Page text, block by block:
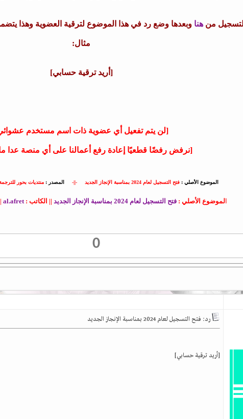
منهنا وبعدها وضع رد في هذا الموضوع لترقية العضوية وهذا
مثال:
[أريد ترقية حسابي]
[لن يتم تفعيل أي عضوية ذات اسم مستخدم
[نرفض رفضًا قطعيًا إعادة رفع أعمالنا على أي منصة عدا ما
الموضوع الأصلي :فتح التسجيل لعام 2024 بمناسبة الإنجاز الجديد -||- المصدر :منتديات بحور
الموضوع الأصلي :فتح التسجيل لعام 2024 بمناسبة الإنجاز الجديد || الكاتب :al.afret
0
رد: فتح التسجيل لعام 2024 بمناسبة الإنجاز الجديد
[أريد ترقية حسابي]